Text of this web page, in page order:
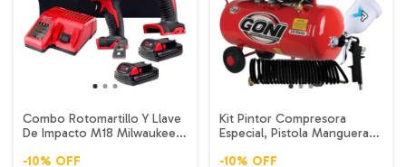
Combo Rotomartillo Y Llave
De Impacto M18 Milwaukee
-10% OFF
Kit Pintor Compresora
Especial, Pistola Manguera
-10% OFF